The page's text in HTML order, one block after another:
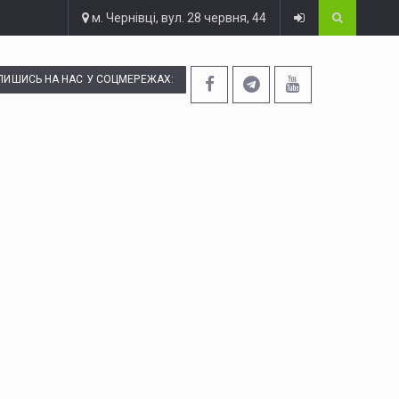
м. Чернівці, вул. 28 червня, 44
НА НАС У СОЦМЕРЕЖАХ: